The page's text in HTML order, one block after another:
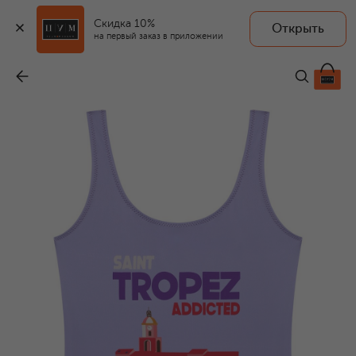
Скидка 10%
на первый заказ в приложении
Открыть
9 950 ₽